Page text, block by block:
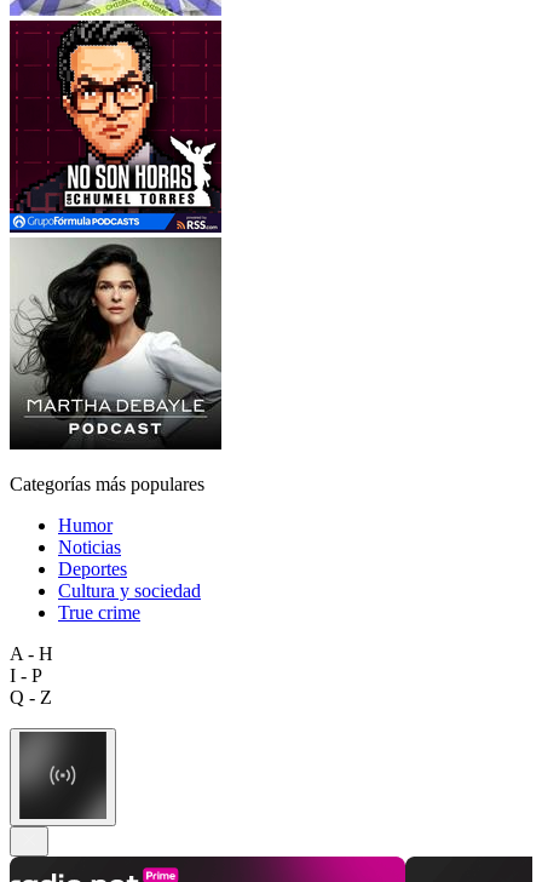
Categorías más populares
Humor
Noticias
Deportes
Cultura y sociedad
True crime
A - H
I - P
Q - Z